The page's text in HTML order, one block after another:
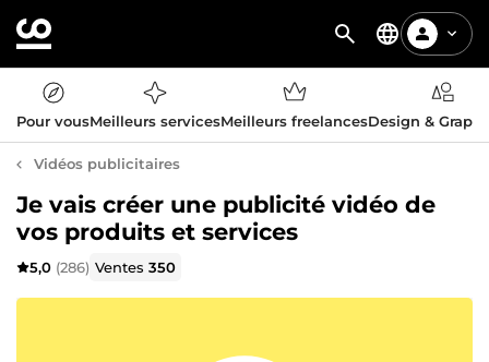
Pour vousMeilleurs servicesMeilleurs freelancesDesign &
Vidéos publicitaires
Je vais créer une publicité vidéo de
vos produits et services
5,0 (286) Ventes350